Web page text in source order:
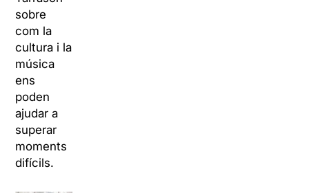
sobre
com la
cultura i la
música
ens
poden
ajudar a
superar
moments
difícils.